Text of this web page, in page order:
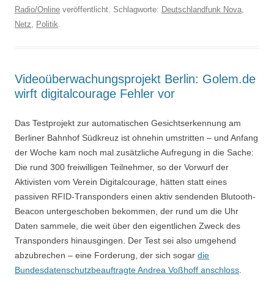
Radio/Online veröffentlicht. Schlagworte: Deutschlandfunk Nova
Netz
Politik
Videoüberwachungsprojekt Berlin: Golem.de
wirft digitalcourage Fehler vor
Das Testprojekt zur automatischen Gesichtserkennung am
Berliner Bahnhof Südkreuz ist ohnehin umstritten – und Anfang
der Woche kam noch mal zusätzliche Aufregung in die Sache:
Die rund 300 freiwilligen Teilnehmer, so der Vorwurf der
Aktivisten vom Verein Digitalcourage, hätten statt eines
passiven RFID-Transponders einen aktiv sendenden Blutooth-
Beacon untergeschoben bekommen, der rund um die Uhr
Daten sammele, die weit über den eigentlichen Zweck des
Transponders hinausgingen. Der Test sei also umgehend
abzubrechen – eine Forderung, der sich sogar die
Bundesdatenschutzbeauftragte Andrea Voßhoff anschloss.